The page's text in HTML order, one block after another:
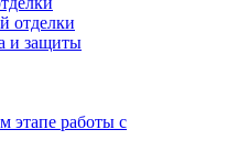
отделки
и защиты
этапе работы с